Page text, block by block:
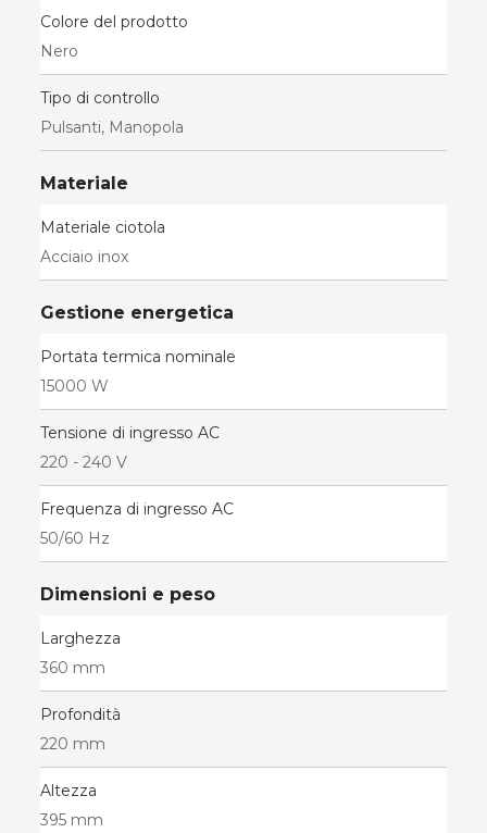
Colore del prodotto
Nero
Tipo di controllo
Pulsanti, Manopola
Materiale
Materiale ciotola
Acciaio inox
Gestione energetica
Portata termica nominale
15000 W
Tensione di ingresso AC
220 - 240 V
Frequenza di ingresso AC
50/60 Hz
Dimensioni e peso
Larghezza
360 mm
Profondità
220 mm
Altezza
395 mm